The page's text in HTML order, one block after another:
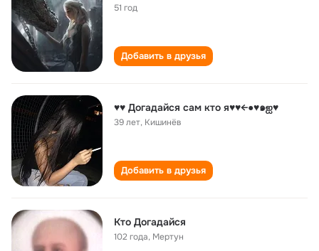
51 год
Добавить в друзья
♥♥ Догадайся сам кто я♥♥←●♥๑ஐ♥
39 лет, Кишинёв
Добавить в друзья
Кто Догадайся
102 года, Мертун